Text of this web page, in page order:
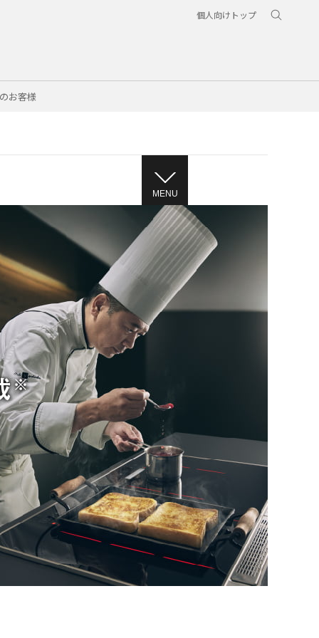
個人向けトップ
お客様
MENU